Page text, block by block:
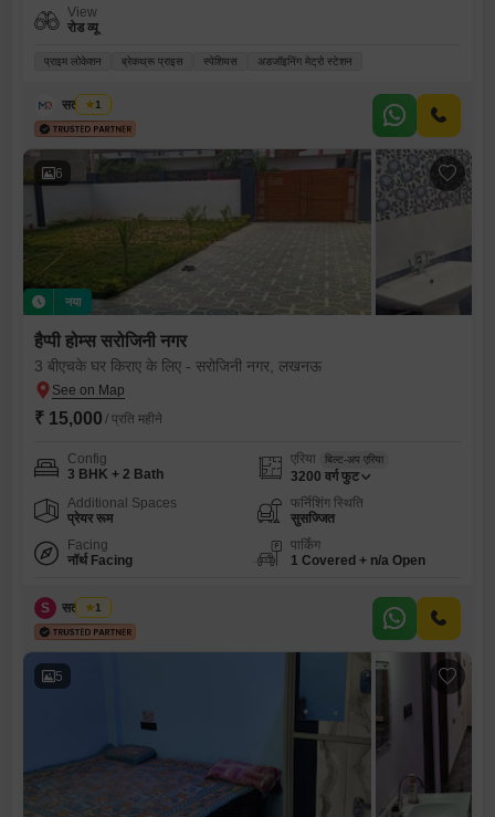
View
रोड व्यू
प्राइम लोकेशन ब्रेकथ्रू प्राइस स्पेशियस अडजॉइनिंग मेट्रो स्टेशन
सतीश चौबे
1
6
नया
हैप्पी होम्स सरोजिनी नगर
3 बीएचके घर किराए के लिए - सरोजिनी नगर, लखनऊ
₹ 15,000 / प्रति महीने
Config
3 BHK + 2 Bath
एरिया बिल्ट-अप एरिया
3200 वर्ग फुट
Additional Spaces
प्रेयर रूम
फर्निशिंग स्थिति
सुसज्जित
Facing
नॉर्थ Facing
पार्किंग
1 Covered + n/a Open
S सतीश चौबे
1
5